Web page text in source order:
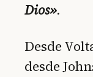
Dios».
Desde
desde